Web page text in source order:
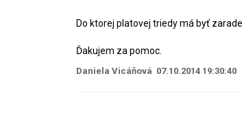
Do ktorej platovej triedy má byť
Ďakujem za pomoc.
Daniela Vicáňová 07.10.2014 19:30:40